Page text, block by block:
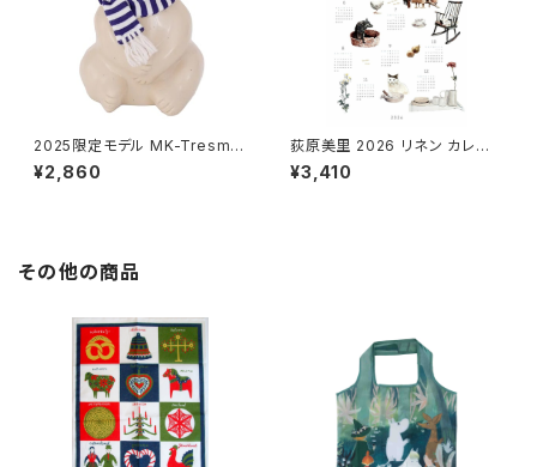
2025限定モデル MK-Tresme
r シロクマ貯金箱 マフラー付
き / MK-Tresmer
¥2,860
荻原美里 2026 リネン カレン
ダー やさしい時間 / fog lin
en work フォグリネンワーク
¥3,410
その他の商品